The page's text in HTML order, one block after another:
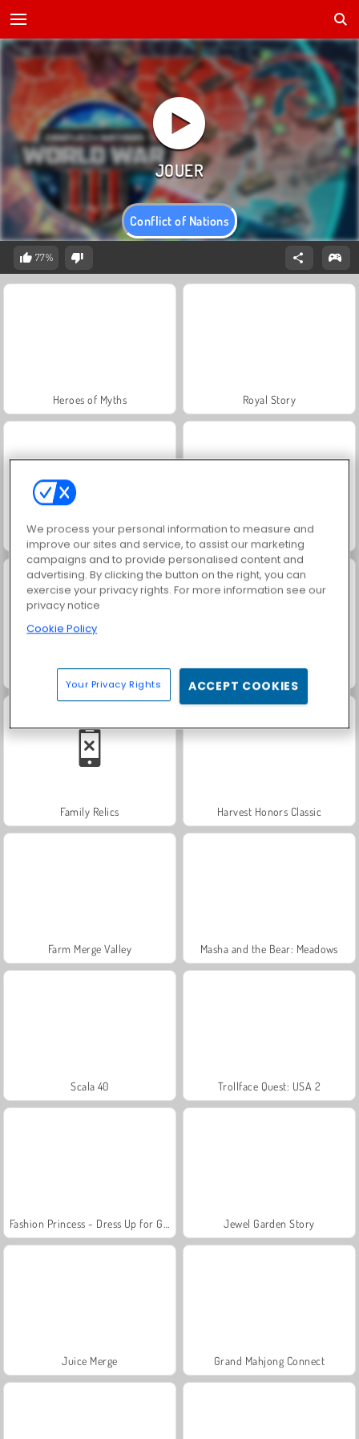
Conflict of Nations
77%
Heroes of Myths Royal Story
Rummy World Let's Fish!
Charm Farm
Family Relics Harvest Honors Classic
Farm Merge Valley Masha and the Bear: Meadows
Scala 40 Trollface Quest: USA 2
Jewel Garden Story
Juice Merge Grand Mahjong Connect
We process your personal information to measure and
improve our sites and service, to assist our marketing
campaigns and to provide personalised content and
advertising. By clicking the button on the right, you can
exercise your privacy rights. For more information see our
privacy notice
Cookie Policy
Your Privacy Rights ACCEPT COOKIES